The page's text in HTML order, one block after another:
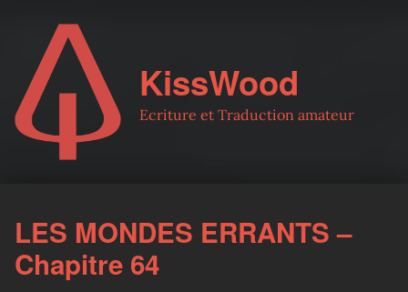
KissWood
Ecriture et Traduction amateur
LES MONDES ERRANTS –
Chapitre 64